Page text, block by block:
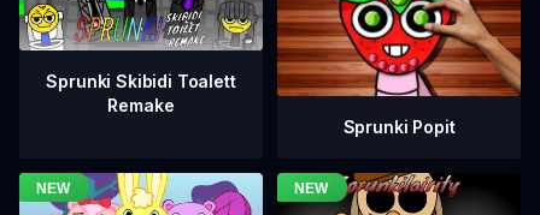
Sprunki Skibidi Toalett
Remake
Sprunki Popit